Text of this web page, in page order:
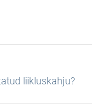
liikluskahju?